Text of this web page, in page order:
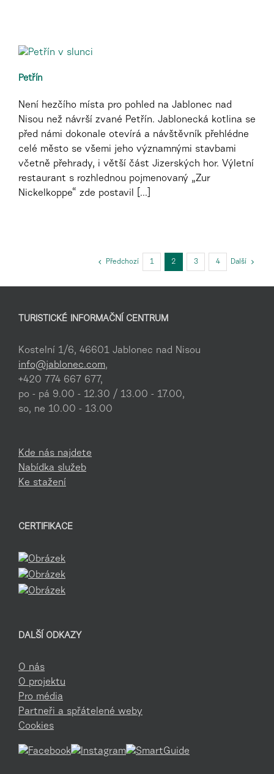
Petřín
Není hezčího místa pro pohled na Jablonec nad
Nisou než návrší zvané Petřín. Jablonecká kotlina se
před námi dokonale otevírá a návštěvník přehlédne
celé město se všemi jeho významnými stavbami
včetně přehrady, i větší část Jizerských hor. Výletní
restaurant s rozhlednou pojmenovaný „Zur
Nickelkoppe“ zde postavil [...]
Předchozí 1 2 3 4 Další
TURISTICKÉ INFORMAČNÍ CENTRUM
Kostelní 1/6, 46601 Jablonec nad Nisou
info@jablonec.com,
+420 774 667 677,
po - pá 9.00 - 12.30 / 13.00 - 17.00,
so, ne 10.00 - 13.00
Kde nás najdete
Nabídka služeb
Ke stažení
CERTIFIKACE
DALŠÍ ODKAZY
O nás
O projektu
Pro média
Partneři a spřátelené weby
Cookies